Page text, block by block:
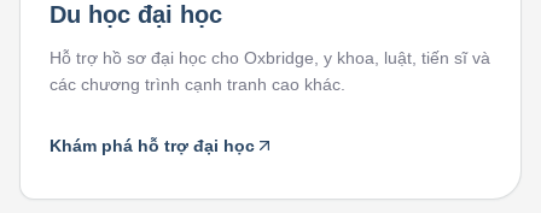
Du học đại học
Hỗ trợ hồ sơ đại học cho Oxbridge, y khoa, luật, tiến sĩ và
các chương trình cạnh tranh cao khác.
Khám phá hỗ trợ đại học